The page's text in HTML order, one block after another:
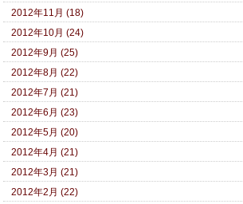
2012年11月 (18)
2012年10月 (24)
2012年9月 (25)
2012年8月 (22)
2012年7月 (21)
2012年6月 (23)
2012年5月 (20)
2012年4月 (21)
2012年3月 (21)
2012年2月 (22)